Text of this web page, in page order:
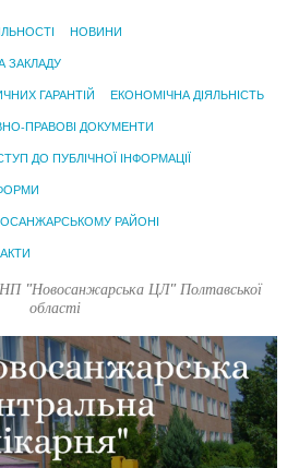
НОВИНИ
ЗАКЛАДУ
ГАРАНТІЙ ЕКОНОМІЧНА ДІЯЛЬНІСТЬ
ПРАВОВІ ДОКУМЕНТИ
ДО ПУБЛІЧНОЇ ІНФОРМАЦІЇ
РАЙОНІ
"Новосанжарська ЦЛ" Полтавської
області